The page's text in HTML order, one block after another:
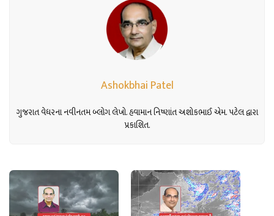
Ashokbhai Patel
ગુજરાત વેધરના નવીનતમ બ્લોગ લેખો. હવામાન નિષ્ણાંત અશોકભાઈ એમ. પટેલ દ્વારા
પ્રકાશિત.